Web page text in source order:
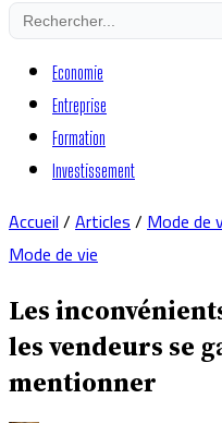
Economie
Entreprise
Formation
Investissement
Accueil/Articles/Mode de
Mode de vie
Les
les vendeurs se
mentionner